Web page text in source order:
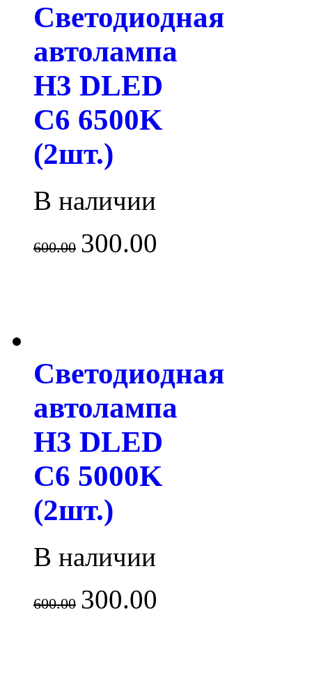
Светодиодная
автолампа
H3 DLED
C6 6500K
(2шт.)
В наличии
600.00 300.00
Светодиодная
автолампа
H3 DLED
C6 5000K
(2шт.)
В наличии
600.00 300.00